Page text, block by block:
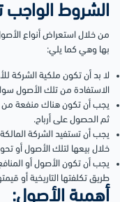
الشروط الواجب
من خلال استعراض أنواع
بها وهي كما يلي:
لا بد أن تكون ملكية الشركة
الاستفادة من تلك الأصول سواء
يجب أن تكون هناك منفعة من
ثم الحصول على أرباح.
يجب أن تستفيد الشركة
خلال بيعها لتلك الأصول أو
يجب أن تكون الأصول أو
طريق تكلفتها التاريخية أو
أهمية الأصول: